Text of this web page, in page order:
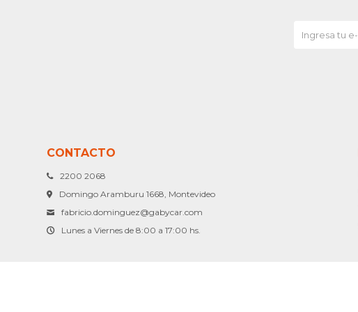
CONTACTO
2200 2068
Domingo Aramburu 1668, Montevideo
fabricio.dominguez@gabycar.com
Lunes a Viernes de 8:00 a 17:00 hs.